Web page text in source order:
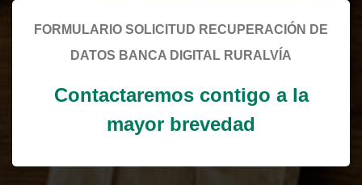
FORMULARIO SOLICITUD RECUPERACIÓN DE
DATOS BANCA DIGITAL RURALVÍA
Contactaremos contigo a la
mayor brevedad